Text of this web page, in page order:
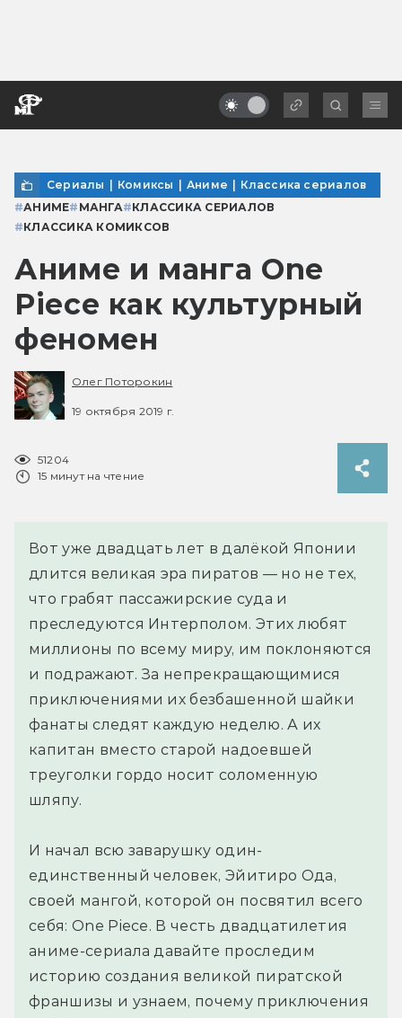
Сериалы | Комиксы | Аниме | Классика сериалов
#АНИМЕ# МАНГА#КЛАССИКА СЕРИАЛОВ
#КЛАССИКА КОМИКСОВ
Аниме и манга One
Piece как культурный
феномен
Олег Поторокин
19 октября 2019 г.
51204
15 минут на чтение
Вот уже двадцать лет в далёкой Японии
длится великая эра пиратов — но не тех,
что грабят пассажирские суда и
преследуются Интерполом. Этих любят
миллионы по всему миру, им поклоняются
и подражают. За непрекращающимися
приключениями их безбашенной шайки
фанаты следят каждую неделю. А их
капитан вместо старой надоевшей
треуголки гордо носит соломенную
шляпу.
И начал всю заварушку один-
единственный человек, Эйитиро Ода,
своей мангой, которой он посвятил всего
себя: One Piece. В честь двадцатилетия
аниме-сериала давайте проследим
историю создания великой пиратской
франшизы и узнаем, почему приключения